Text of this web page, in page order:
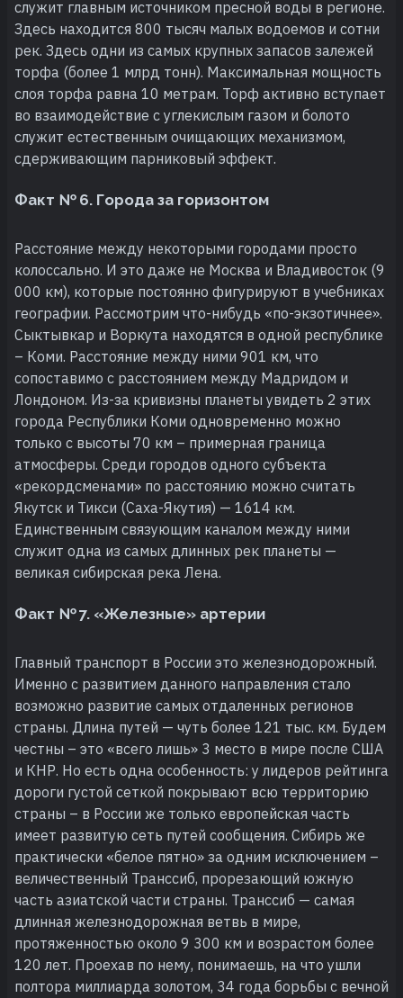
служит главным источником пресной воды в регионе.
Здесь находится 800 тысяч малых водоемов и сотни
рек. Здесь одни из самых крупных запасов залежей
торфа (более 1 млрд тонн). Максимальная мощность
слоя торфа равна 10 метрам. Торф активно вступает
во взаимодействие с углекислым газом и болото
служит естественным очищающих механизмом,
сдерживающим парниковый эффект.
Факт № 6. Города за горизонтом
Расстояние между некоторыми городами просто
колоссально. И это даже не Москва и Владивосток (9
000 км), которые постоянно фигурируют в учебниках
географии. Рассмотрим что-нибудь «по-экзотичнее».
Сыктывкар и Воркута находятся в одной республике
– Коми. Расстояние между ними 901 км, что
сопоставимо с расстоянием между Мадридом и
Лондоном. Из-за кривизны планеты увидеть 2 этих
города Республики Коми одновременно можно
только с высоты 70 км – примерная граница
атмосферы. Среди городов одного субъекта
«рекордсменами» по расстоянию можно считать
Якутск и Тикси (Саха-Якутия) — 1614 км.
Единственным связующим каналом между ними
служит одна из самых длинных рек планеты —
великая сибирская река Лена.
Факт № 7. «Железные» артерии
Главный транспорт в России это железнодорожный.
Именно с развитием данного направления стало
возможно развитие самых отдаленных регионов
страны. Длина путей — чуть более 121 тыс. км. Будем
честны – это «всего лишь» 3 место в мире после США
и КНР. Но есть одна особенность: у лидеров рейтинга
дороги густой сеткой покрывают всю территорию
страны – в России же только европейская часть
имеет развитую сеть путей сообщения. Сибирь же
практически «белое пятно» за одним исключением –
величественный Транссиб, прорезающий южную
часть азиатской части страны. Транссиб — самая
длинная железнодорожная ветвь в мире,
протяженностью около 9 300 км и возрастом более
120 лет. Проехав по нему, понимаешь, на что ушли
полтора миллиарда золотом, 34 года борьбы с вечной